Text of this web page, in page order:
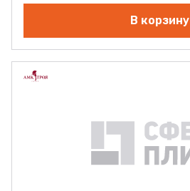
В корзину